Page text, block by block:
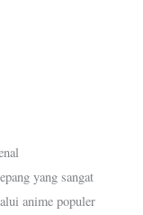
yang sangat
anime populer